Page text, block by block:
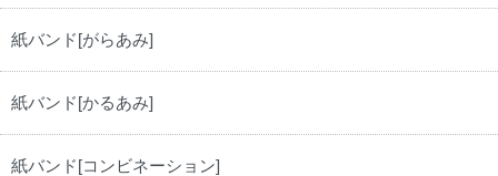
紙バンド[がらあみ]
紙バンド[かるあみ]
紙バンド[コンビネーション]